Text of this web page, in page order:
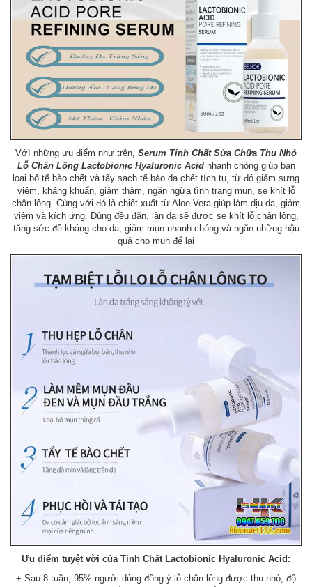
Vớì những ưu điểm như trên, Serum Tinh Chất Sửa Chữa Thu Nhỏ
Lỗ Chân Lông Lactobionic Hyaluronic Acidnhanh chóng giúp bạn
loại bỏ tế bào chết và tẩy sạch tế bào da chết tích tụ, từ đó giảm sưng
viêm, kháng khuẩn, giảm thâm, ngăn ngừa tình trạng mụn, se khít lỗ
chân lông. Cùng với đó là chiết xuất từ Aloe Vera giúp làm dịu da, giảm
viêm và kích ứng. Dùng đều đặn, làn da sẽ được se khít lỗ chân lông,
tăng sức đề kháng cho da, giảm mụn nhanh chóng và ngăn những hậu
quả cho mụn để lại
Ưu điểm tuyệt vời của Tinh Chất Lactobionic Hyaluronic Acid:
+ Sau 8 tuần, 95% người dùng đồng ý lỗ chân lông được thu nhỏ, độ